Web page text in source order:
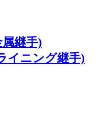
継手)
イニング継手)